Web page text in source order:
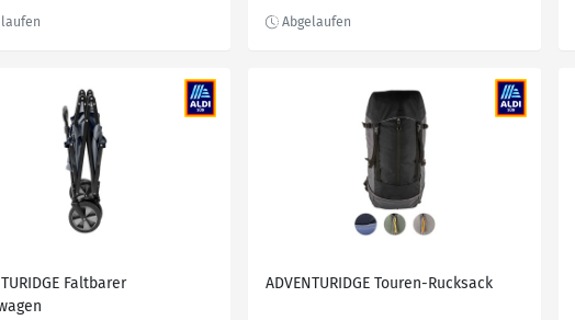
Faltbarer
ADVENTURIDGE Touren-Rucksack